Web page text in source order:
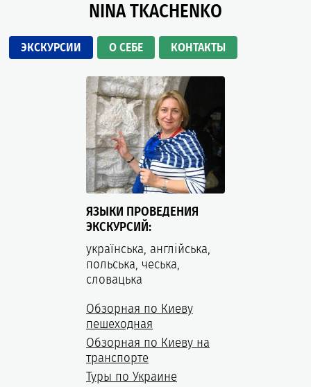
NINA TKACHENKO
ЭКСКУРСИИ О СЕБЕ КОНТАКТЫ
ЯЗЫКИ ПРОВЕДЕНИЯ
ЭКСКУРСИЙ:
українська, англійська,
польська, чеська,
словацька
Обзорная по Киеву
пешеходная
Обзорная по Киеву на
транспорте
Туры по Украине